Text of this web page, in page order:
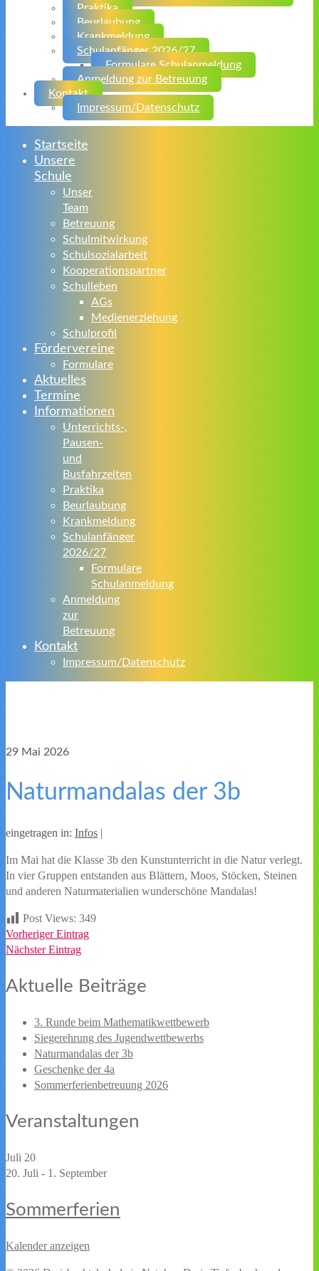
Praktika
Beurlaubung
Krankmeldung
Schulanfänger 2026/27
Formulare Schulanmeldung
Anmeldung zur Betreuung
Kontakt
Impressum/Datenschutz
Startseite
Unsere
Schule
Unser
Team
Betreuung
Schulmitwirkung
Schulsozialarbeit
Kooperationspartner
Schulleben
AGs
Medienerziehung
Schulprofil
Fördervereine
Formulare
Aktuelles
Termine
Informationen
Unterrichts-,
Pausen-
und
Busfahrzeiten
Praktika
Beurlaubung
Krankmeldung
Schulanfänger
2026/27
Formulare
Schulanmeldung
Anmeldung
zur
Betreuung
Kontakt
Impressum/Datenschutz
29 Mai 2026
Naturmandalas der 3b
eingetragen in: Infos |
Im Mai hat die Klasse 3b den Kunstunterricht in die Natur verlegt.
In vier Gruppen entstanden aus Blättern, Moos, Stöcken, Steinen
und anderen Naturmaterialien wunderschöne Mandalas!
Post Views: 349
Vorheriger Eintrag
Nächster Eintrag
Aktuelle Beiträge
3. Runde beim Mathematikwettbewerb
Siegerehrung des Jugendwettbewerbs
Naturmandalas der 3b
Geschenke der 4a
Sommerferienbetreuung 2026
Veranstaltungen
Juli 20
20. Juli - 1. September
Sommerferien
Kalender anzeigen